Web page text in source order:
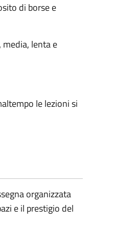
di borse e
lenta e
le lezioni si
organizzata
e il prestigio del